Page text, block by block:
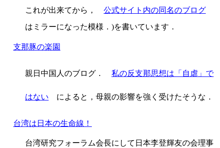
これが出来てから，
公式サイト内の同名のブログ
はミラーになった模様．)を書いています．
支那豚の楽園
親日中国人のブログ． 私の反支那思想は「自虐」で
はない によると，母親の影響を強く受けたそうな．
台湾は日本の生命線！
台湾研究フォーラム会長にして日本李登輝友の会理事